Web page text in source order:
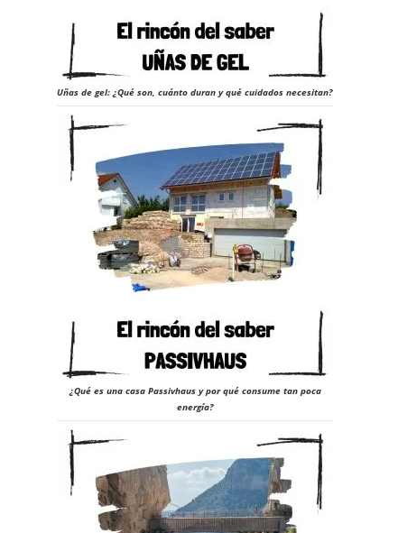
Uñas de gel: ¿Qué son, cuánto duran y qué cuidados necesitan?
¿Qué es una casa Passivhaus y por qué consume tan poca
energía?